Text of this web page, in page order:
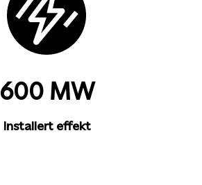
600 MW
Installert effekt